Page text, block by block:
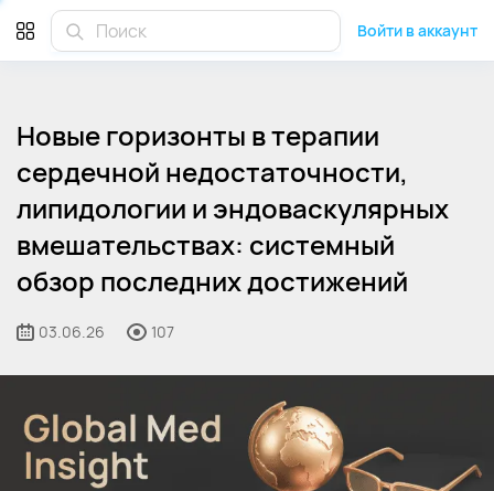
Войти в аккаунт
Новые горизонты в терапии
сердечной недостаточности,
липидологии и эндоваскулярных
вмешательствах: системный
обзор последних достижений
03.06.26 107